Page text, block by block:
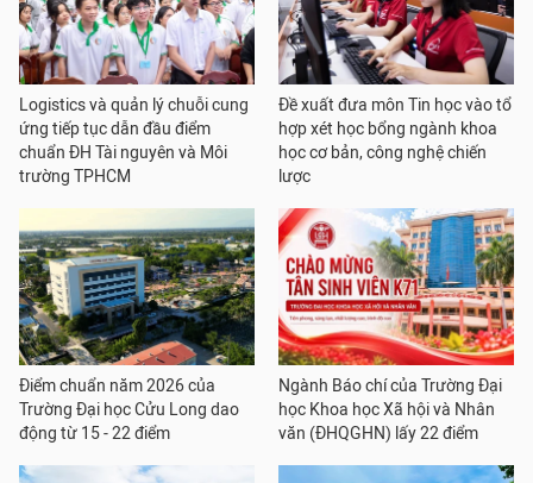
Logistics và quản lý chuỗi cung
ứng tiếp tục dẫn đầu điểm
chuẩn ĐH Tài nguyên và Môi
trường TPHCM
Đề xuất đưa môn Tin học vào tổ
hợp xét học bổng ngành khoa
học cơ bản, công nghệ chiến
lược
Điểm chuẩn năm 2026 của
Trường Đại học Cửu Long dao
động từ 15 - 22 điểm
Ngành Báo chí của Trường Đại
học Khoa học Xã hội và Nhân
văn (ĐHQGHN) lấy 22 điểm